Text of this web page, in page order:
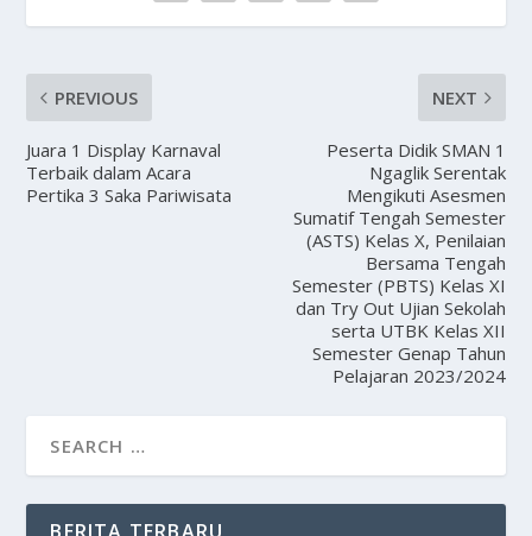
PREVIOUS
Juara 1 Display Karnaval
Terbaik dalam Acara
Pertika 3 Saka Pariwisata
NEXT
Peserta Didik SMAN 1
Ngaglik Serentak
Mengikuti Asesmen
Sumatif Tengah Semester
(ASTS) Kelas X, Penilaian
Bersama Tengah
Semester (PBTS) Kelas XI
dan Try Out Ujian Sekolah
serta UTBK Kelas XII
Semester Genap Tahun
Pelajaran 2023/2024
BERITA TERBARU